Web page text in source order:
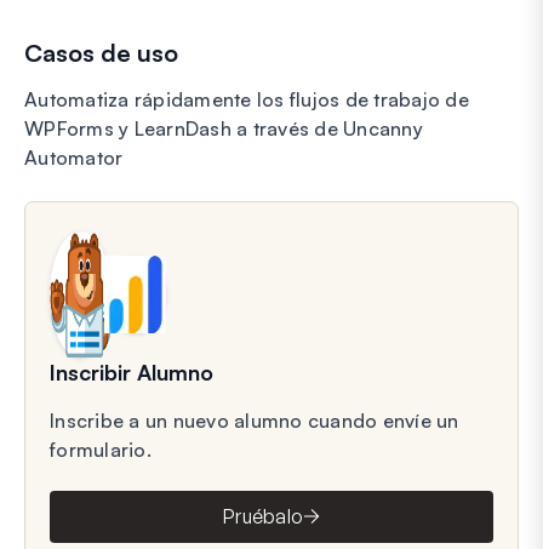
Casos de uso
Automatiza rápidamente los flujos de trabajo de
WPForms y LearnDash a través de Uncanny
Automator
Inscribir Alumno
Inscribe a un nuevo alumno cuando envíe un
formulario.
Pruébalo